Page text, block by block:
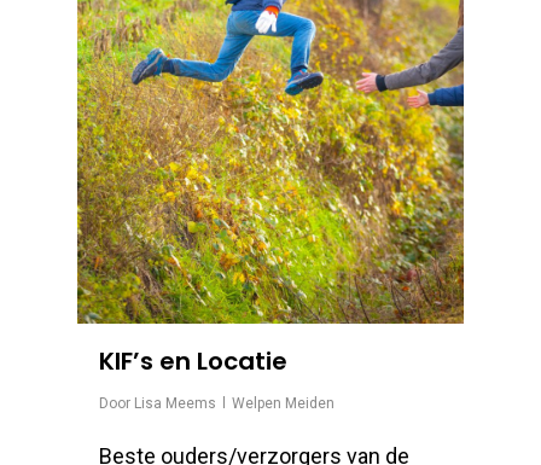
KIF’s en Locatie
Door Lisa Meems Welpen Meiden
Beste ouders/verzorgers van de